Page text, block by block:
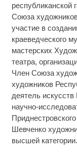
республиканской
Союза
участие в
краеведческого
мастерских
театра,
Член Союза
художников
деятель
научно-
Шевченко
высшей категории.